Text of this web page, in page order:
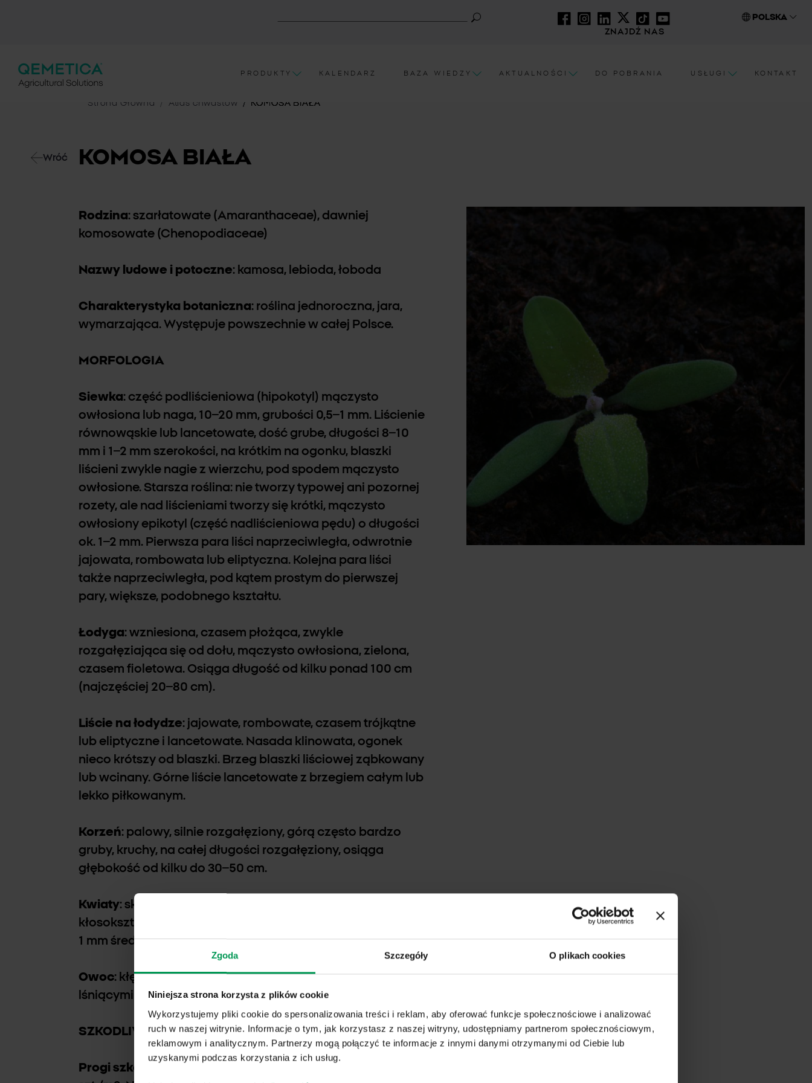
Zgoda Szczegóły O plikach cookies
Niniejsza strona korzysta z plików cookie
Wykorzystujemy pliki cookie do spersonalizowania treści i reklam, aby oferować funkcje społecznościowe i analizować
ruch w naszej witrynie. Informacje o tym, jak korzystasz z naszej witryny, udostępniamy partnerom społecznościowym,
reklamowym i analitycznym. Partnerzy mogą połączyć te informacje z innymi danymi otrzymanymi od Ciebie lub
uzyskanymi podczas korzystania z ich usług.
ZNAJDŹ NAS
POLSKA
PRODUKTY KALENDARZ BAZA WIEDZY AKTUALNOŚCI DO POBRANIA USŁUGI KONTAKT
Strona Główna Atlas chwastów KOMOSA BIAŁA
Wróć KOMOSA BIAŁA
Rodzina: szarłatowate (Amaranthaceae), dawniej
komosowate (Chenopodiaceae)
Nazwy ludowe i potoczne: kamosa, lebioda, łoboda
Charakterystyka botaniczna: roślina jednoroczna, jara,
wymarzająca. Występuje powszechnie w całej Polsce.
MORFOLOGIA
Siewka: część podliścieniowa (hipokotyl) mączysto
owłosiona lub naga, 10–20 mm, grubości 0,5–1 mm. Liścienie
równowąskie lub lancetowate, dość grube, długości 8–10
mm i 1–2 mm szerokości, na krótkim na ogonku, blaszki
liścieni zwykle nagie z wierzchu, pod spodem mączysto
owłosione. Starsza roślina: nie tworzy typowej ani pozornej
rozety, ale nad liścieniami tworzy się krótki, mączysto
owłosiony epikotyl (część nadliścieniowa pędu) o długości
ok. 1–2 mm. Pierwsza para liści naprzeciwległa, odwrotnie
jajowata, rombowata lub eliptyczna. Kolejna para liści
także naprzeciwległa, pod kątem prostym do pierwszej
pary, większe, podobnego kształtu.
Łodyga: wzniesiona, czasem płożąca, zwykle
rozgałęziająca się od dołu, mączysto owłosiona, zielona,
czasem fioletowa. Osiąga długość od kilku ponad 100 cm
(najczęściej 20–80 cm).
Liście na łodydze: jajowate, rombowate, czasem trójkątne
lub eliptyczne i lancetowate. Nasada klinowata, ogonek
nieco krótszy od blaszki. Brzeg blaszki liściowej ząbkowany
lub wcinany. Górne liście lancetowate z brzegiem całym lub
lekko piłkowanym.
Korzeń: palowy, silnie rozgałęziony, górą często bardzo
gruby, kruchy, na całej długości rozgałęziony, osiąga
głębokość od kilku do 30–50 cm.
Kwiaty: skupione w kłębki, które są zebrane w
kłosokształtne wiechy, zielone lub żółte, bardzo drobne (ok.
1 mm średnicy), pięciopłatkowe.
Owoc: kłębek, soczewkowo spłaszczony, z czarnymi
lśniącymi nasionami.
SZKODLIWOŚĆ
Progi szkodliwości